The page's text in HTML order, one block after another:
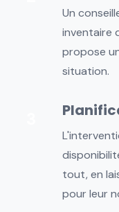
Un
inventaire
propose
situation.
tout, en
pour leur